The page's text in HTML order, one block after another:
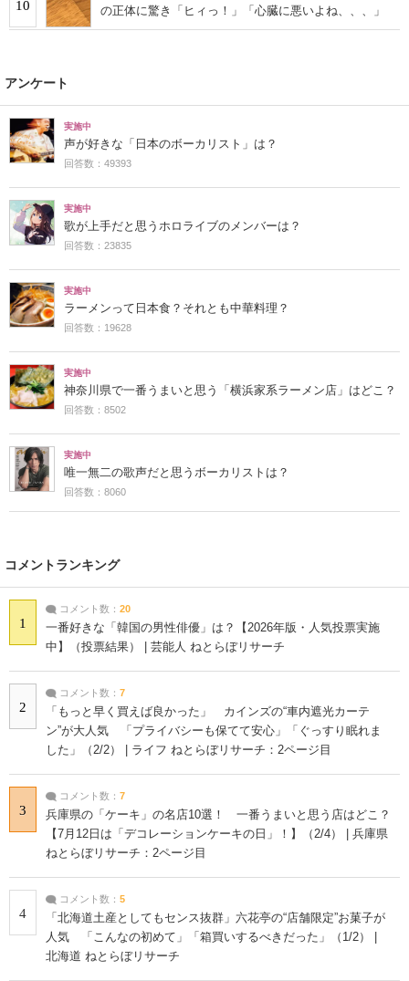
10 の正体に驚き「ヒィっ！」「心臓に悪いよね、、、」
アンケート
実施中
声が好きな「日本のボーカリスト」は？
回答数：49393
実施中
歌が上手だと思うホロライブのメンバーは？
回答数：23835
実施中
ラーメンって日本食？それとも中華料理？
回答数：19628
実施中
神奈川県で一番うまいと思う「横浜家系ラーメン店」はどこ？
回答数：8502
実施中
唯一無二の歌声だと思うボーカリストは？
回答数：8060
コメントランキング
1
コメント数： 20
一番好きな「韓国の男性俳優」は？【2026年版・人気投票実施
中】（投票結果） | 芸能人 ねとらぼリサーチ
2
コメント数： 7
「もっと早く買えば良かった」 カインズの“車内遮光カーテ
ン”が大人気 「プライバシーも保てて安心」「ぐっすり眠れま
した」（2/2） | ライフ ねとらぼリサーチ：2ページ目
3
コメント数： 7
兵庫県の「ケーキ」の名店10選！ 一番うまいと思う店はどこ？
【7月12日は「デコレーションケーキの日」！】（2/4） | 兵庫県
ねとらぼリサーチ：2ページ目
4
コメント数： 5
「北海道土産としてもセンス抜群」六花亭の“店舗限定”お菓子が
人気 「こんなの初めて」「箱買いするべきだった」（1/2） |
北海道 ねとらぼリサーチ